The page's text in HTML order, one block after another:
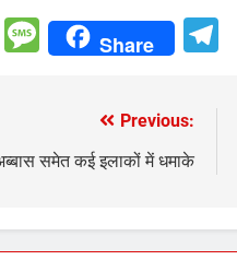
LinkedIn
Message
Share
Previous:
समेत कई इलाकों में धमाके